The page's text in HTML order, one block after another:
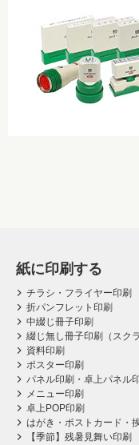
紙に印刷する
チラシ・フライヤー印刷
折パンフレット印刷
中綴じ冊子印刷
綴じ無し冊子印刷（スク
資料印刷
ポスター印刷
パネル印刷・卓上パネル
メニュー印刷
卓上POP印刷
はがき・ポストカード・
【季節】残暑見舞い印刷